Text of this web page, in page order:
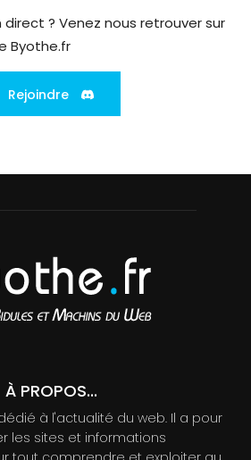
direct ? Venez nous retrouver sur
Byothe.fr
Rejoindre
À PROPOS...
à l'actualité du web. Il a pour
les sites et informations